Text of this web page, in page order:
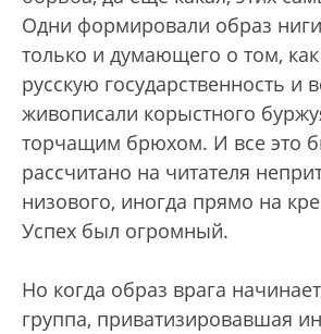
Одни формировали образ
только и думающего о том,
русскую государственность и
живописали корыстного
торчащим брюхом. И все это
рассчитано на читателя
низового, иногда прямо на
Успех был огромный.
Но когда образ врага
группа, приватизировавшая